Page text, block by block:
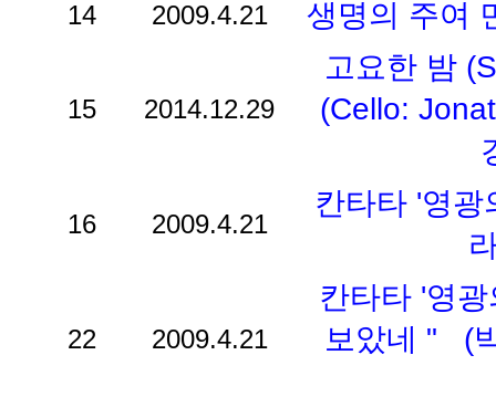
14 2009.4.21 생명의 주여
15 2014.12.29
고요한 밤
(Cello:
16 2009.4.21
칸타타 '영광
22 2009.4.21
칸타타 '영
보았네 " (